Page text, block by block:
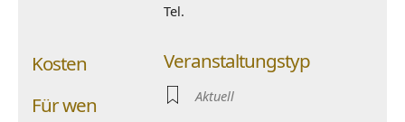
Kosten
Für wen
Tel.
Veranstaltungstyp
Aktuell